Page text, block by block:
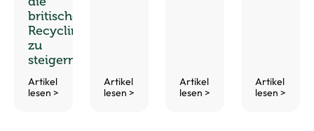
britische
Recyclingkapazität
zu
steigern
Artikel
lesen >
Artikel
lesen >
Artikel
lesen >
Artikel
lesen >